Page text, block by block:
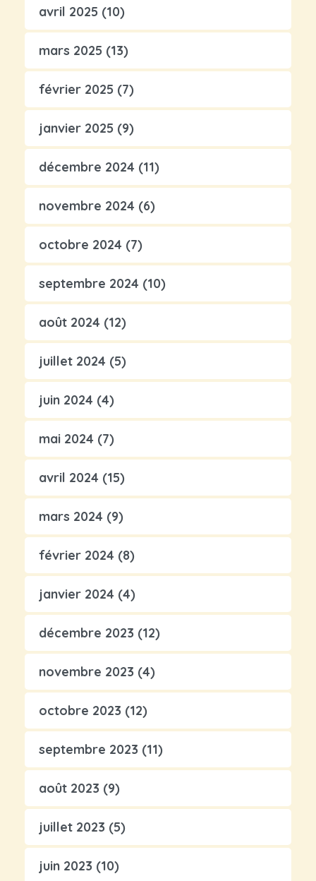
avril 2025 (10)
mars 2025 (13)
février 2025 (7)
janvier 2025 (9)
décembre 2024 (11)
novembre 2024 (6)
octobre 2024 (7)
septembre 2024 (10)
août 2024 (12)
juillet 2024 (5)
juin 2024 (4)
mai 2024 (7)
avril 2024 (15)
mars 2024 (9)
février 2024 (8)
janvier 2024 (4)
décembre 2023 (12)
novembre 2023 (4)
octobre 2023 (12)
septembre 2023 (11)
août 2023 (9)
juillet 2023 (5)
juin 2023 (10)